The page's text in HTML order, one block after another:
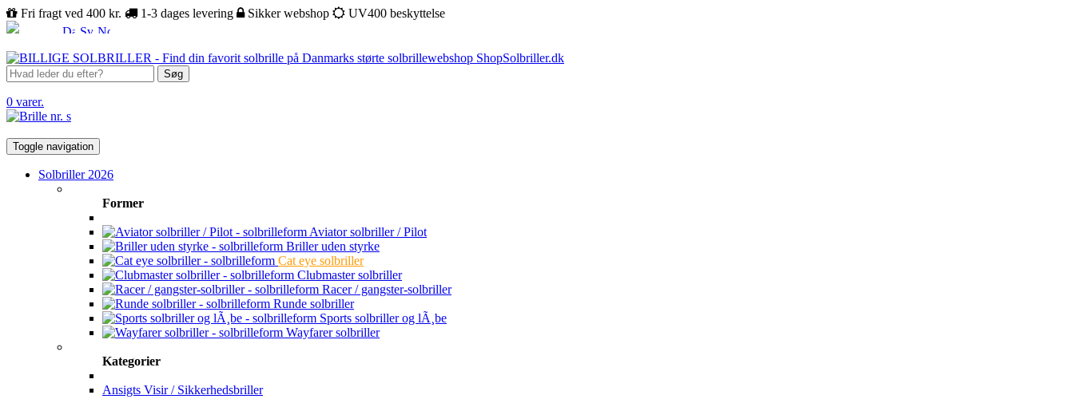
Fri fragt ved 400 kr. 1-3 dages levering Sikker webshop UV400 beskyttelse
Søg
0 varer.
Toggle navigation
Solbriller 2026
Former
Aviator solbriller / Pilot
Briller uden styrke
Cat eye solbriller
Clubmaster solbriller
Racer / gangster-solbriller
Runde solbriller
Sports solbriller og lÃ¸be
Wayfarer solbriller
Kategorier
Ansigts Visir / Sikkerhedsbriller